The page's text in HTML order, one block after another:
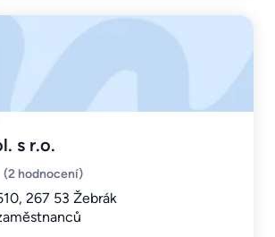
s r.o.
(2 hodnocení)
267 53 Žebrák